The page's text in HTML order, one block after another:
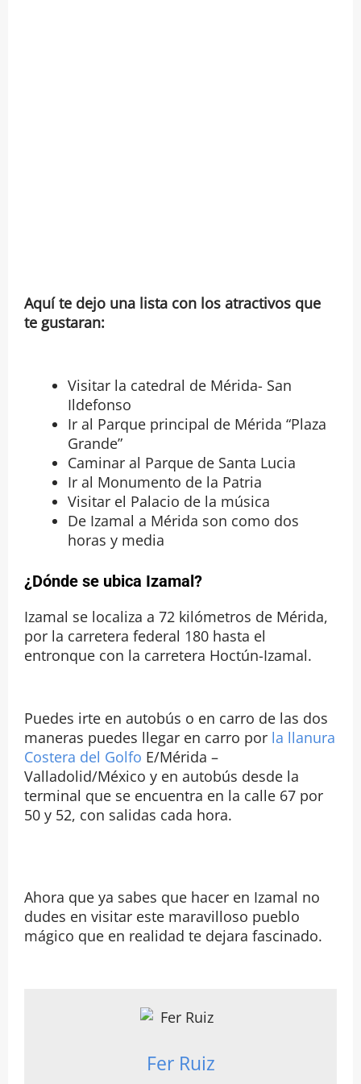
Aquí te dejo una lista con los atractivos que
te gustaran:
Visitar la catedral de Mérida- San
Ildefonso
Ir al Parque principal de Mérida “Plaza
Grande”
Caminar al Parque de Santa Lucia
Ir al Monumento de la Patria
Visitar el Palacio de la música
De Izamal a Mérida son como dos
horas y media
¿Dónde se ubica Izamal?
Izamal se localiza a 72 kilómetros de Mérida,
por la carretera federal 180 hasta el
entronque con la carretera Hoctún-Izamal.
Puedes irte en autobús o en carro de las dos
maneras puedes llegar en carro por la llanura
Costera del Golfo E/Mérida –
Valladolid/México y en autobús desde la
terminal que se encuentra en la calle 67 por
50 y 52, con salidas cada hora.
Ahora que ya sabes que hacer en Izamal no
dudes en visitar este maravilloso pueblo
mágico que en realidad te dejara fascinado.
Fer Ruiz